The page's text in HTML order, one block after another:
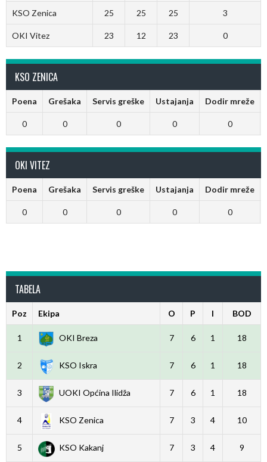
KSO Zenica 25 25 25 3
OKI Vitez 23 12 23 0
KSO ZENICA
Poena Grešaka Servis greške Ustajanja Dodir mreže
0 0 0 0 0
OKI VITEZ
Poena Grešaka Servis greške Ustajanja Dodir mreže
0 0 0 0 0
TABELA
Poz Ekipa O P I BOD
1 OKI Breza 7 6 1 18
2 KSO Iskra 7 6 1 18
3 UOKI Općina Ilidža 7 6 1 18
4 KSO Zenica 7 3 4 10
5 KSO Kakanj 7 3 4 9